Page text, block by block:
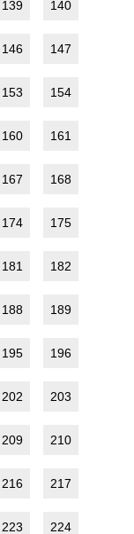
139 140
146 147
153 154
160 161
167 168
174 175
181 182
188 189
195 196
202 203
209 210
216 217
223 224